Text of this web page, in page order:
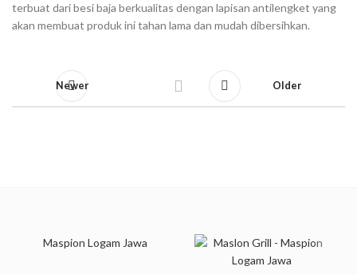
terbuat dari besi baja berkualitas dengan lapisan antilengket yang
akan membuat produk ini tahan lama dan mudah dibersihkan.⁣
Newer Older
Maspion Logam Jawa